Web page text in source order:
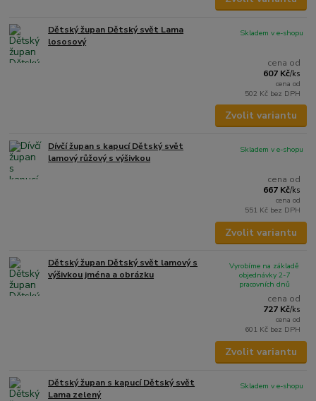
Dětský župan Dětský svět Lama
lososový
cena od
607 Kč/ks
cena od
502 Kč bez DPH
Skladem v e-shopu
Zvolit variantu
Dívčí župan s kapucí Dětský svět
lamový růžový s výšivkou
cena od
667 Kč/ks
cena od
551 Kč bez DPH
Skladem v e-shopu
Zvolit variantu
Dětský župan Dětský svět lamový s
výšivkou jména a obrázku
cena od
727 Kč/ks
cena od
601 Kč bez DPH
Vyrobíme na základě
objednávky 2-7
pracovních dnů
Zvolit variantu
Dětský župan s kapucí Dětský svět
Lama zelený
Skladem v e-shopu